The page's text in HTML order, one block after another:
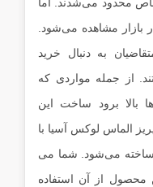
محدود می‌شدند. اما
بازار مشاهده می‌شود.
به دنبال خرید
از جمله مواردی که
بالا برود ساخت این
الماس لوکس آسیا با
ساخته می‌شود. شما می
محصول از آن استفاده